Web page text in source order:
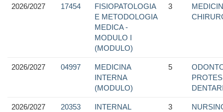
2026/2027 17454
FISIOPATOLOGIA
E METODOLOGIA
MEDICA -
MODULO I
(MODULO)
3
2026/2027 04997
MEDICINA
INTERNA
(MODULO)
5
2026/2027 20353
INTERNAL
3